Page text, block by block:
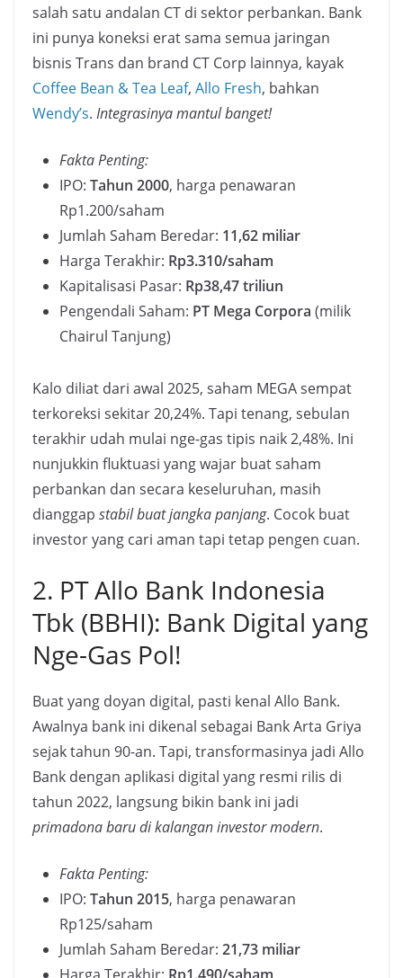
salah satu andalan CT di sektor perbankan. Bank
ini punya koneksi erat sama semua jaringan
bisnis Trans dan brand CT Corp lainnya, kayak
Coffee Bean & Tea Leaf, Allo Fresh, bahkan
Wendy’s. Integrasinya mantul banget!
Fakta Penting:
IPO: Tahun 2000, harga penawaran
Rp1.200/saham
Jumlah Saham Beredar: 11,62 miliar
Harga Terakhir: Rp3.310/saham
Kapitalisasi Pasar: Rp38,47 triliun
Pengendali Saham: PT Mega Corpora (milik
Chairul Tanjung)
Kalo diliat dari awal 2025, saham MEGA sempat
terkoreksi sekitar 20,24%. Tapi tenang, sebulan
terakhir udah mulai nge-gas tipis naik 2,48%. Ini
nunjukkin fluktuasi yang wajar buat saham
perbankan dan secara keseluruhan, masih
dianggap stabil buat jangka panjang. Cocok buat
investor yang cari aman tapi tetap pengen cuan.
2. PT Allo Bank Indonesia
Tbk (BBHI): Bank Digital yang
Nge-Gas Pol!
Buat yang doyan digital, pasti kenal Allo Bank.
Awalnya bank ini dikenal sebagai Bank Arta Griya
sejak tahun 90-an. Tapi, transformasinya jadi Allo
Bank dengan aplikasi digital yang resmi rilis di
tahun 2022, langsung bikin bank ini jadi
primadona baru di kalangan investor modern.
Fakta Penting:
IPO: Tahun 2015, harga penawaran
Rp125/saham
Jumlah Saham Beredar: 21,73 miliar